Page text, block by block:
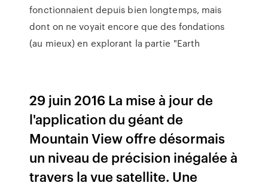
fonctionnaient depuis bien longtemps, mais
dont on ne voyait encore que des fondations
(au mieux) en explorant la partie "Earth
29 juin 2016 La mise à jour de
l'application du géant de
Mountain View offre désormais
un niveau de précision inégalée à
travers la vue satellite. Une